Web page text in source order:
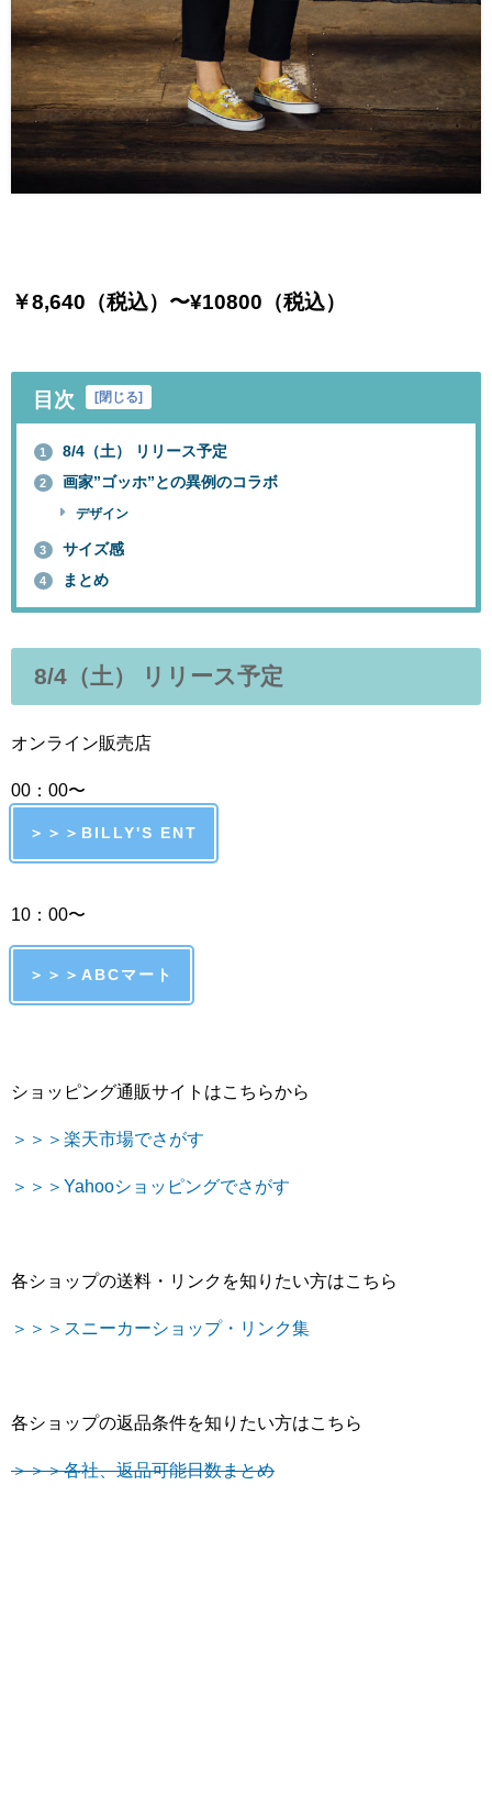
￥8,640（税込）〜¥10800（税込）
目次 [閉じる]
1 8/4（土） リリース予定
2 画家”ゴッホ”との異例のコラボ
デザイン
3 サイズ感
4 まとめ
8/4（土） リリース予定
オンライン販売店
00：00〜
＞＞＞BILLY'S ENT
10：00〜
＞＞＞ABCマート
ショッピング通販サイトはこちらから
＞＞＞楽天市場でさがす
＞＞＞Yahooショッピングでさがす
各ショップの送料・リンクを知りたい方はこちら
＞＞＞スニーカーショップ・リンク集
各ショップの返品条件を知りたい方はこちら
＞＞＞各社、返品可能日数まとめ